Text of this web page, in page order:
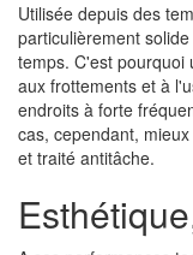
Utilisée depuis des
particulièrement
temps. C'est pourquoi
aux frottements et à
endroits à forte
cas, cependant,
et traité antitâche.